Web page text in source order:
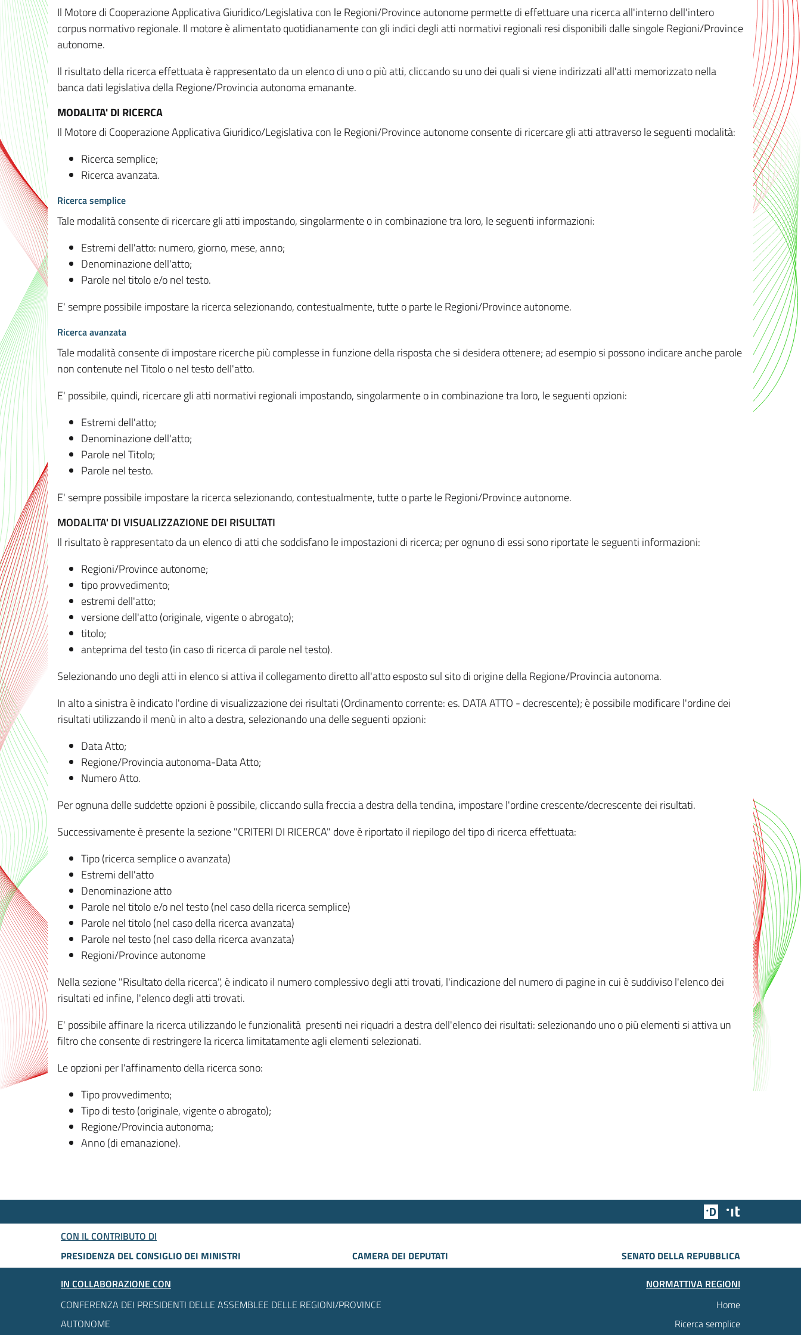
Il Motore di Cooperazione Applicativa Giuridico/Legislativa con le Regioni/Province autonome permette di effettuare una ricerca all'interno dell'intero
corpus normativo regionale. Il motore è alimentato quotidianamente con gli indici degli atti normativi regionali resi disponibili dalle singole Regioni/Province
autonome.
Il risultato della ricerca effettuata è rappresentato da un elenco di uno o più atti, cliccando su uno dei quali si viene indirizzati all'atti memorizzato nella
banca dati legislativa della Regione/Provincia autonoma emanante.
MODALITA' DI RICERCA
Il Motore di Cooperazione Applicativa Giuridico/Legislativa con le Regioni/Province autonome consente di ricercare gli atti attraverso le seguenti modalità:
Ricerca semplice;
Ricerca avanzata.
Ricerca semplice
Tale modalità consente di ricercare gli atti impostando, singolarmente o in combinazione tra loro, le seguenti informazioni:
Estremi dell'atto: numero, giorno, mese, anno;
Denominazione dell'atto;
Parole nel titolo e/o nel testo.
E' sempre possibile impostare la ricerca selezionando, contestualmente, tutte o parte le Regioni/Province autonome.
Ricerca avanzata
Tale modalità consente di impostare ricerche più complesse in funzione della risposta che si desidera ottenere; ad esempio si possono indicare anche parole
non contenute nel Titolo o nel testo dell'atto.
E' possibile, quindi, ricercare gli atti normativi regionali impostando, singolarmente o in combinazione tra loro, le seguenti opzioni:
Estremi dell'atto;
Denominazione dell'atto;
Parole nel Titolo;
Parole nel testo.
E' sempre possibile impostare la ricerca selezionando, contestualmente, tutte o parte le Regioni/Province autonome.
MODALITA' DI VISUALIZZAZIONE DEI RISULTATI
Il risultato è rappresentato da un elenco di atti che soddisfano le impostazioni di ricerca; per ognuno di essi sono riportate le seguenti informazioni:
Regioni/Province autonome;
tipo provvedimento;
estremi dell'atto;
versione dell'atto (originale, vigente o abrogato);
titolo;
anteprima del testo (in caso di ricerca di parole nel testo).
Selezionando uno degli atti in elenco si attiva il collegamento diretto all'atto esposto sul sito di origine della Regione/Provincia autonoma.
In alto a sinistra è indicato l'ordine di visualizzazione dei risultati (Ordinamento corrente: es. DATA ATTO - decrescente); è possibile modificare l'ordine dei
risultati utilizzando il menù in alto a destra, selezionando una delle seguenti opzioni:
Data Atto;
Regione/Provincia autonoma-Data Atto;
Numero Atto.
Per ognuna delle suddette opzioni è possibile, cliccando sulla freccia a destra della tendina, impostare l'ordine crescente/decrescente dei risultati.
Successivamente è presente la sezione "CRITERI DI RICERCA" dove è riportato il riepilogo del tipo di ricerca effettuata:
Tipo (ricerca semplice o avanzata)
Estremi dell'atto
Denominazione atto
Parole nel titolo e/o nel testo (nel caso della ricerca semplice)
Parole nel titolo (nel caso della ricerca avanzata)
Parole nel testo (nel caso della ricerca avanzata)
Regioni/Province autonome
Nella sezione "Risultato della ricerca", è indicato il numero complessivo degli atti trovati, l'indicazione del numero di pagine in cui è suddiviso l'elenco dei
risultati ed infine, l'elenco degli atti trovati.
E' possibile affinare la ricerca utilizzando le funzionalità presenti nei riquadri a destra dell'elenco dei risultati: selezionando uno o più elementi si attiva un
filtro che consente di restringere la ricerca limitatamente agli elementi selezionati.
Le opzioni per l'affinamento della ricerca sono:
Tipo provvedimento;
Tipo di testo (originale, vigente o abrogato);
Regione/Provincia autonoma;
Anno (di emanazione).
Team Digitale
CON IL CONTRIBUTO DI
PRESIDENZA DEL CONSIGLIO DEI MINISTRI
CAMERA DEI DEPUTATI
SENATO DELLA REPUBBLICA
IN COLLABORAZIONE CON
CONFERENZA DEI PRESIDENTI DELLE ASSEMBLEE DELLE REGIONI/PROVINCE
AUTONOME
NORMATTIVA REGIONI
Home
Ricerca semplice